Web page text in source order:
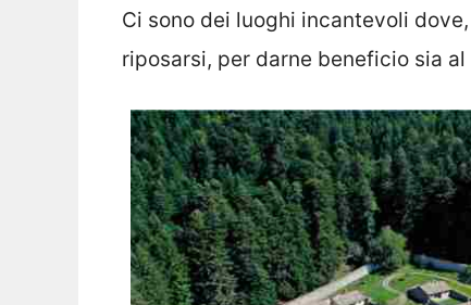
Ci sono dei luoghi incantevoli
riposarsi, per darne beneficio sia